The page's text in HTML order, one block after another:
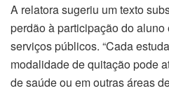
A relatora sugeriu um texto
perdão à participação do
serviços públicos. “Cada
modalidade de quitação pode
de saúde ou em outras áreas